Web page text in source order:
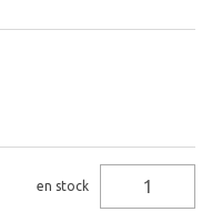
en stock